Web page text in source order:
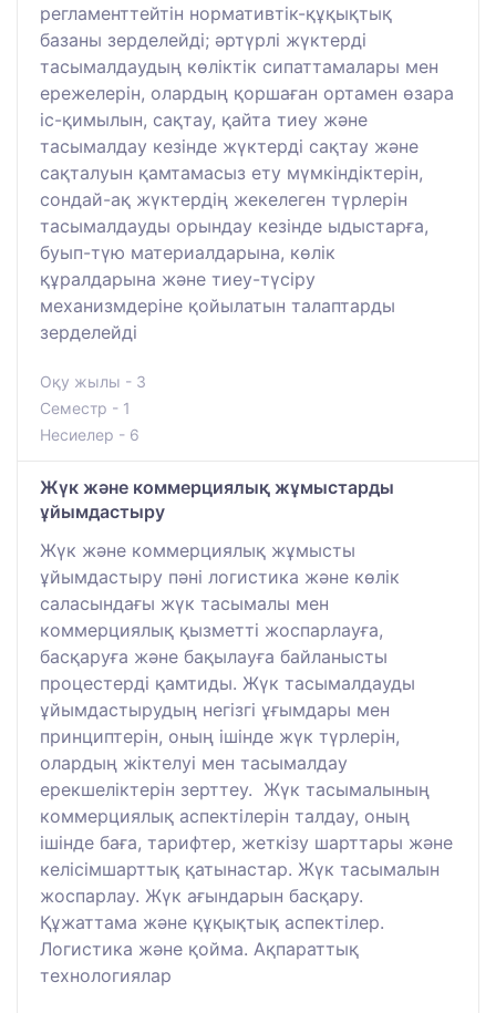
регламенттейтін нормативтік-құқықтық
базаны зерделейді; әртүрлі жүктерді
тасымалдаудың көліктік сипаттамалары мен
ережелерін, олардың қоршаған ортамен өзара
іс-қимылын, сақтау, қайта тиеу және
тасымалдау кезінде жүктерді сақтау және
сақталуын қамтамасыз ету мүмкіндіктерін,
сондай-ақ жүктердің жекелеген түрлерін
тасымалдауды орындау кезінде ыдыстарға,
буып-түю материалдарына, көлік
құралдарына және тиеу-түсіру
механизмдеріне қойылатын талаптарды
зерделейді
Оқу жылы - 3
Семестр - 1
Несиелер - 6
Жүк және коммерциялық жұмыстарды
ұйымдастыру
Жүк және коммерциялық жұмысты
ұйымдастыру пәні логистика және көлік
саласындағы жүк тасымалы мен
коммерциялық қызметті жоспарлауға,
басқаруға және бақылауға байланысты
процестерді қамтиды. Жүк тасымалдауды
ұйымдастырудың негізгі ұғымдары мен
принциптерін, оның ішінде жүк түрлерін,
олардың жіктелуі мен тасымалдау
ерекшеліктерін зерттеу. Жүк тасымалының
коммерциялық аспектілерін талдау, оның
ішінде баға, тарифтер, жеткізу шарттары және
келісімшарттық қатынастар. Жүк тасымалын
жоспарлау. Жүк ағындарын басқару.
Құжаттама және құқықтық аспектілер.
Логистика және қойма. Ақпараттық
технологиялар